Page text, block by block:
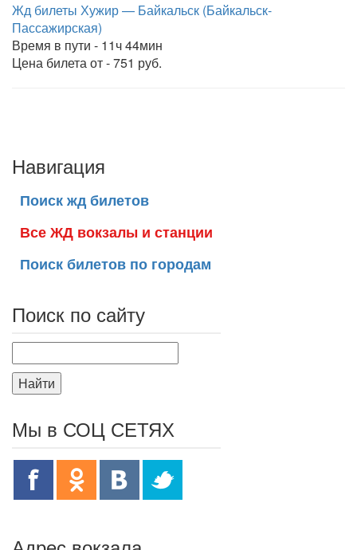
Жд билеты Хужир — Байкальск (Байкальск-
Пассажирская)
Время в пути - 11ч 44мин
Цена билета от - 751 руб.
Навигация
Поиск жд билетов
Все ЖД вокзалы и станции
Поиск билетов по городам
Поиск по сайту
Найти
Мы в СОЦ СЕТЯХ